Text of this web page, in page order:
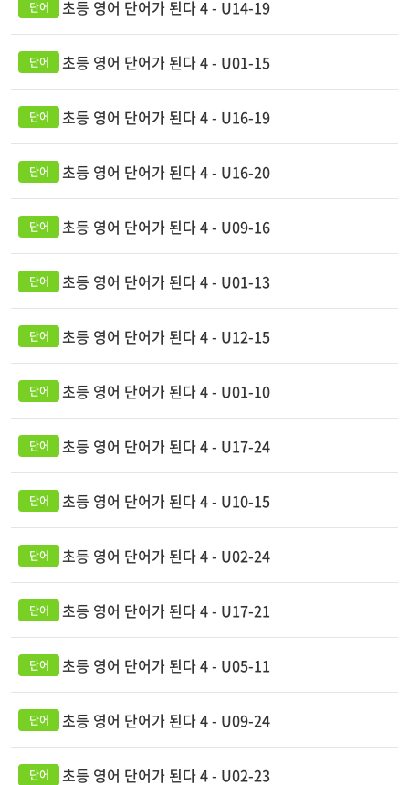
초등 영어 단어가 된다 4 - U14-19
초등 영어 단어가 된다 4 - U01-15
초등 영어 단어가 된다 4 - U16-19
초등 영어 단어가 된다 4 - U16-20
초등 영어 단어가 된다 4 - U09-16
초등 영어 단어가 된다 4 - U01-13
초등 영어 단어가 된다 4 - U12-15
초등 영어 단어가 된다 4 - U01-10
초등 영어 단어가 된다 4 - U17-24
초등 영어 단어가 된다 4 - U10-15
초등 영어 단어가 된다 4 - U02-24
초등 영어 단어가 된다 4 - U17-21
초등 영어 단어가 된다 4 - U05-11
초등 영어 단어가 된다 4 - U09-24
초등 영어 단어가 된다 4 - U02-23